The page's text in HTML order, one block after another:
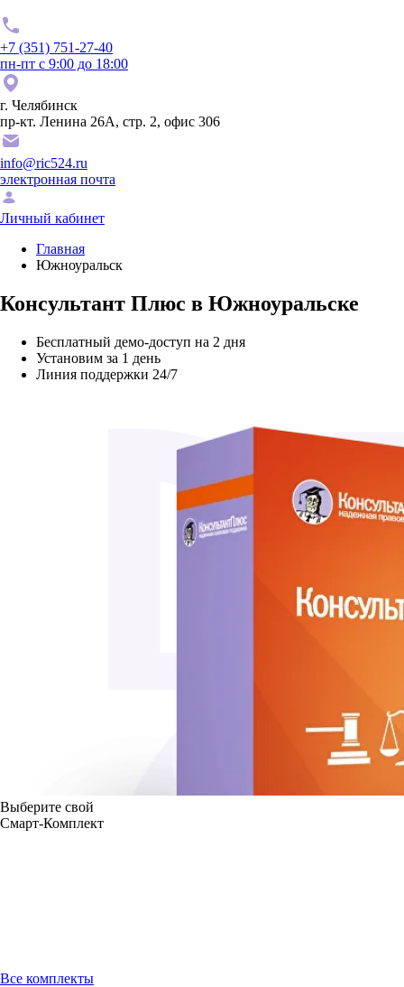
+7 (351) 751-27-40
пн-пт с 9:00 до 18:00
г. Челябинск
пр-кт. Ленина 26А, стр. 2, офис 306
info@ric524.ru
электронная почта
Личный кабинет
Главная
Южноуральск
Консультант Плюс в Южноуральске
Бесплатный демо-доступ на 2 дня
Установим за 1 день
Линия поддержки 24/7
Выберите свой
Смарт-Комплект
Все комплекты